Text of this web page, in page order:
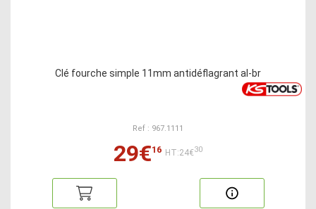
Clé fourche simple 11mm antidéflagrant al-br
Ref : 967.1111
29€16 HT:24€30